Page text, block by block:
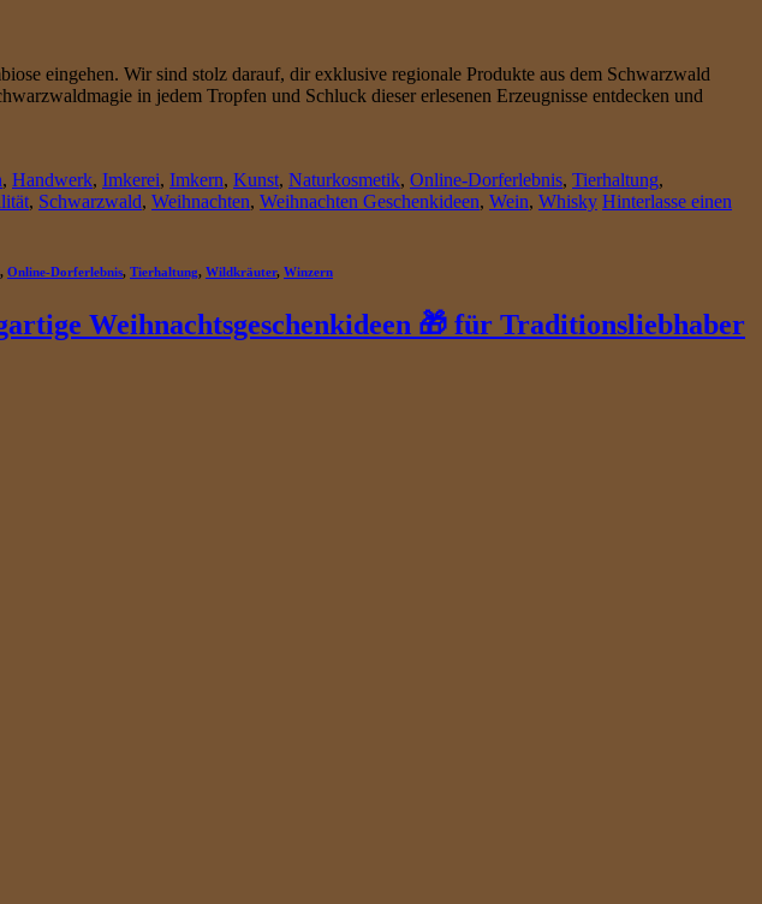
eingehen. Wir sind stolz darauf, dir exklusive regionale Produkte aus dem Schwarzwald
in jedem Tropfen und Schluck dieser erlesenen Erzeugnisse entdecken und
, Handwerk, Imkerei, Imkern, Kunst, Naturkosmetik, Online-Dorferlebnis, Tierhaltung,
, Schwarzwald, Weihnachten, Weihnachten Geschenkideen, Wein, Whisky Hinterlasse einen
, Online-Dorferlebnis, Tierhaltung, Wildkräuter, Winzern
Weihnachtsgeschenkideen 🎁 für Traditionsliebhaber